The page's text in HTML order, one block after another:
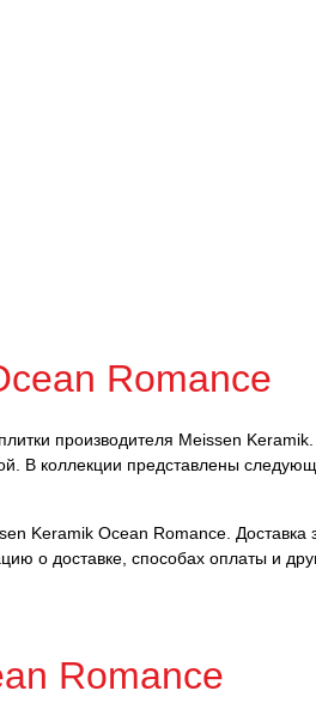
Romance
производителя Meissen
В коллекции представлены
Keramik Ocean Romance. Доставка
о доставке, способах оплаты и
Romance